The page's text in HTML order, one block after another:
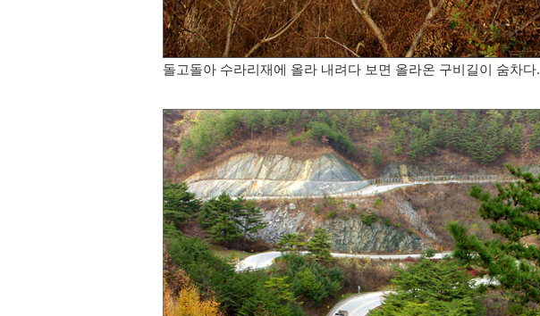
돌고돌아 수라리재에 올라 내려다 보면 올라온 구비길이 숨차다.